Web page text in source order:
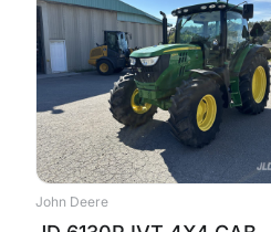
John Deere